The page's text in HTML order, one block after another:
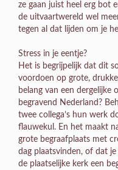
ze gaan juist heel erg bot
de uitvaartwereld wel
tegen al dat lijden om je
Stress in je eentje?
Het is begrijpelijk dat dit
voordoen op grote,
belang van een dergelijke
begravend Nederland?
twee collega’s hun werk
flauwekul. En het maakt
grote begraafplaats met
dag plaatsvinden, of dat
de plaatselijke kerk een